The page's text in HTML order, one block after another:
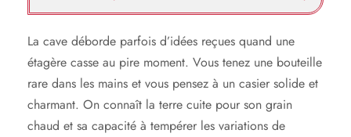
La cave déborde parfois d’idées reçues quand une
étagère casse au pire moment. Vous tenez une bouteille
rare dans les mains et vous pensez à un casier solide et
charmant. On connaît la terre cuite pour son grain
chaud et sa capacité à tempérer les variations de